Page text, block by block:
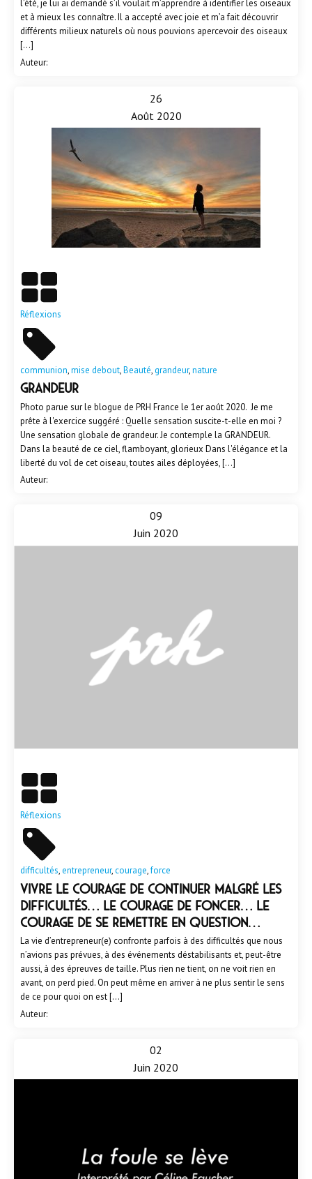
l’été, je lui ai demandé s’il voulait m’apprendre à identifier les oiseaux
et à mieux les connaître. Il a accepté avec joie et m’a fait découvrir
différents milieux naturels où nous pouvions apercevoir des oiseaux
[…]
Auteur:
26
Août 2020
Réflexions
communion,mise debout,Beauté,grandeur,nature
Grandeur
Photo parue sur le blogue de PRH France le 1er août 2020. Je me
prête à l'exercice suggéré : Quelle sensation suscite-t-elle en moi ?
Une sensation globale de grandeur. Je contemple la GRANDEUR.
Dans la beauté de ce ciel, flamboyant, glorieux Dans l'élégance et la
liberté du vol de cet oiseau, toutes ailes déployées, […]
Auteur:
09
Juin 2020
Réflexions
difficultés,entrepreneur,courage,force
Vivre le courage de continuer malgré les
difficultés… le courage de foncer… le
courage de se remettre en question…
La vie d’entrepreneur(e) confronte parfois à des difficultés que nous
n’avions pas prévues, à des événements déstabilisants et, peut-être
aussi, à des épreuves de taille. Plus rien ne tient, on ne voit rien en
avant, on perd pied. On peut même en arriver à ne plus sentir le sens
de ce pour quoi on est […]
Auteur:
02
Juin 2020